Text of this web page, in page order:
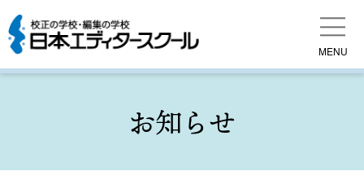
MENU
お知らせ